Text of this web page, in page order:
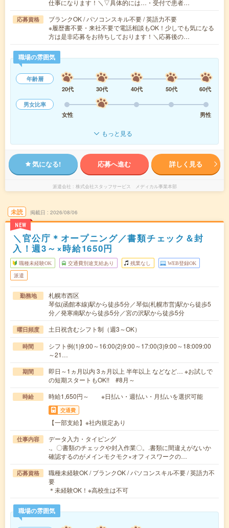
仕事になります！＼▽具体的には…・受付で患者…
応募資格
ブランクOK / パソコンスキル不要 / 英語力不要
※履歴書不要・来社不要で電話相談もOK！少しでも気になる
方は是非応募をお待ちしております！＼応募後の…
職場の雰囲気
年齢層
20代
30代 40代 50代
60代
男女比率
女性
男性
もっと見る
気になる! 応募へ進む 詳しく見る
派遣会社 株式会社スタッフサービス メディカル事業本部
未読
NEW
掲載日 2026/08/06
＼官公庁＊オープニング／書類チェック＆封
入！週3～×時給1650円
職種未経験OK 交通費別途支給あり 残業なし WEB登録OK
派遣
勤務地
札幌市西区
琴似(函館本線)駅から徒歩5分／琴似(札幌市営)駅から徒歩5
分／発寒南駅から徒歩5分／宮の沢駅から徒歩5分
曜日頻度 土日祝含むシフト制（週3～OK）
時間
シフト例(1)9:00～16:00(2)9:00～17:00(3)9:00～18:009:00
～21…
期間
即日～1ヵ月以内 3ヵ月以上 半年以上 などなど… ※お試しで
の短期スタートもOK!! #8月～
時給 時給1,650円～ ※日払い・週払い・月払いを選択可能
交通費
【一部支給】※社内規定あり
仕事内容
データ入力・タイピング
.。〇書類のチェックや封入作業〇。.書類に間違えがないか
確認するのがメインモクモク×オフィスワークの…
応募資格
職種未経験OK / ブランクOK / パソコンスキル不要 / 英語力不
要
＊未経験OK！※高校生は不可
職場の雰囲気